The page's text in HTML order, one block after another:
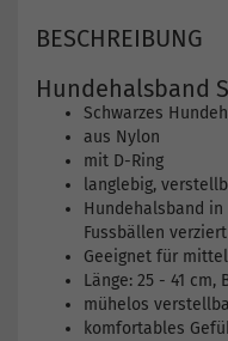
BESCHREIBUNG
Hundehalsband
Schwarzes
aus Nylon
mit D-Ring
langlebig,
Hundehalsband
Fussbällen verziert
Geeignet für
Länge: 25 - 41 cm,
mühelos
komfortables